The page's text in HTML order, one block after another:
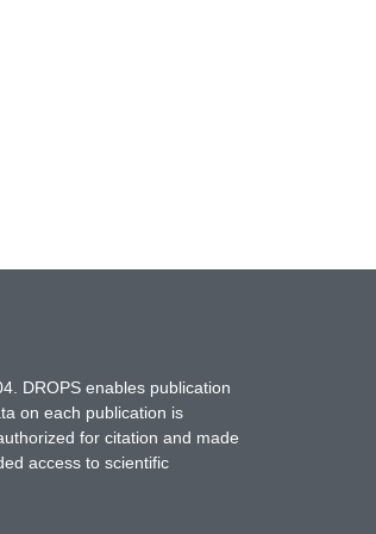
DROPS enables publication
on each publication is
for citation and made
access to scientific